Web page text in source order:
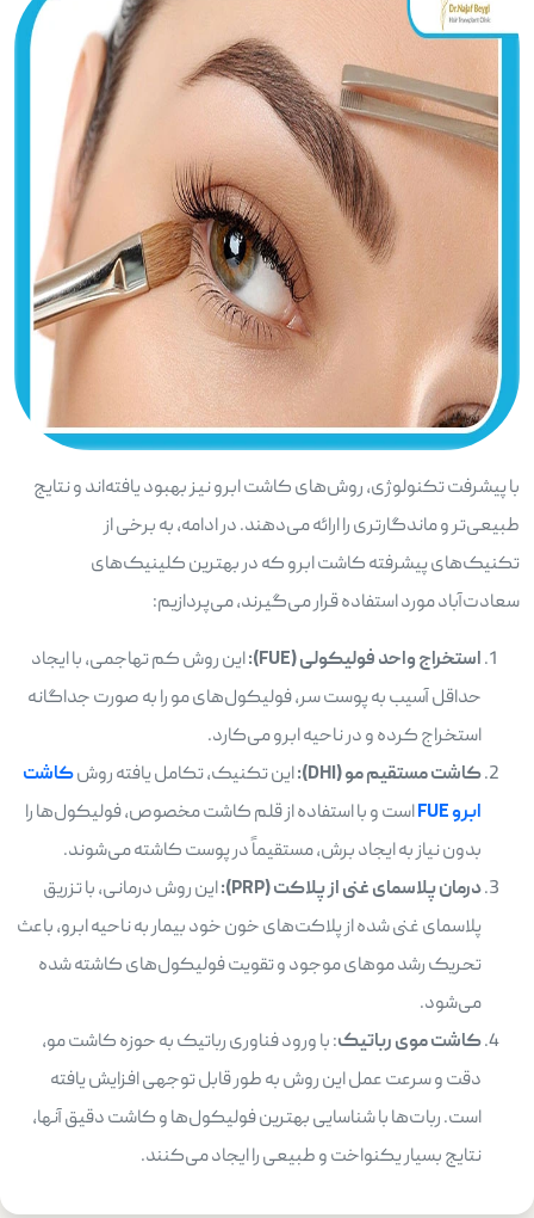
با پیشرفت تکنولوژی، روش‌های کاشت ابرو نیز بهبود یافته‌اند و نتایج
طبیعی‌تر و ماندگارتری را ارائه می‌دهند. در ادامه، به برخی از
تکنیک‌های پیشرفته کاشت ابرو که در بهترین کلینیک‌های
سعادت‌آباد مورد استفاده قرار می‌گیرند، می‌پردازیم:
استخراج واحد فولیکولی (FUE
):این روش کم تهاجمی، با ایجاد
حداقل آسیب به پوست سر، فولیکول‌های مو را به صورت جداگانه
استخراج کرده و در ناحیه ابرو می‌کارد.
کاشت مستقیم مو (DHI
):این تکنیک، تکامل یافته روشکاشت
ابرو FUE
است و با استفاده از قلم کاشت مخصوص، فولیکول‌ها را
بدون نیاز به ایجاد برش، مستقیماً در پوست کاشته می‌شوند.
درمان پلاسمای غنی از پلاکت (PRP
):این روش درمانی، با تزریق
پلاسمای غنی شده از پلاکت‌های خون خود بیمار به ناحیه ابرو، باعث
تحریک رشد موهای موجود و تقویت فولیکول‌های کاشته شده
می‌شود.
کاشت موی رباتیک: با ورود فناوری رباتیک به حوزه کاشت مو،
دقت و سرعت عمل این روش به طور قابل توجهی افزایش یافته
است. ربات‌ها با شناسایی بهترین فولیکول‌ها و کاشت دقیق آنها،
نتایج بسیار یکنواخت و طبیعی را ایجاد می‌کنند.